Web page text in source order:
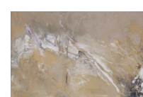
Tableaux
Actualités
Michkalia’s Art